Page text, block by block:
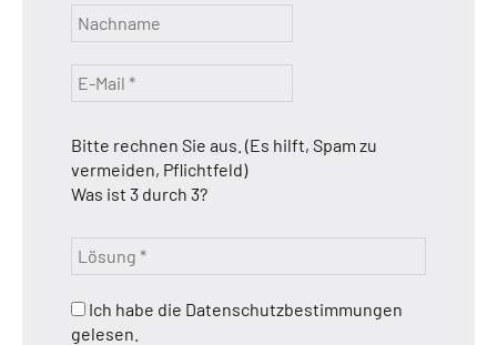
Bitte rechnen Sie aus. (Es hilft, Spam zu
vermeiden, Pflichtfeld)
Was ist 3 durch 3?
Ich habe die Datenschutzbestimmungen
gelesen.